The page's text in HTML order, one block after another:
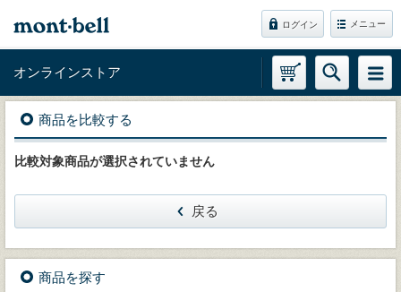
ログイン メニュー
オンラインストア
商品を比較する
比較対象商品が選択されていません
戻る
商品を探す